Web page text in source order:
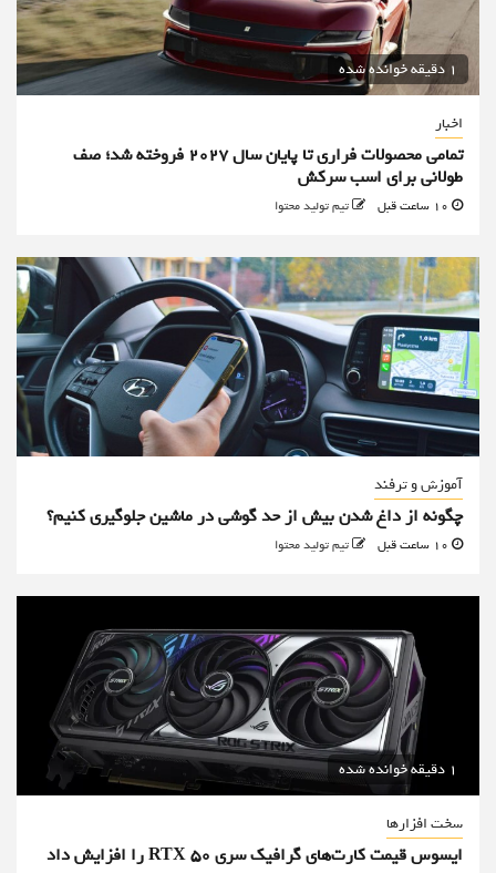
1 دقیقه خوانده شده
اخبار
تمامی محصولات فراری تا پایان سال ۲۰۲۷ فروخته شد؛ صف
طولانی برای اسب سرکش
تیم تولید محتوا
آموزش و ترفند
چگونه از داغ شدن بیش از حد گوشی در ماشین جلوگیری کنیم؟
تیم تولید محتوا
1 دقیقه خوانده شده
سخت افزارها
ایسوس قیمت کارت‌های گرافیک سری RTX 50 را افزایش داد